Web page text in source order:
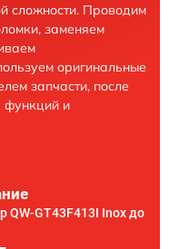
сложности. Проводим
заменяем
оригинальные
запчасти, после
функций и
GT43F413I Inox до